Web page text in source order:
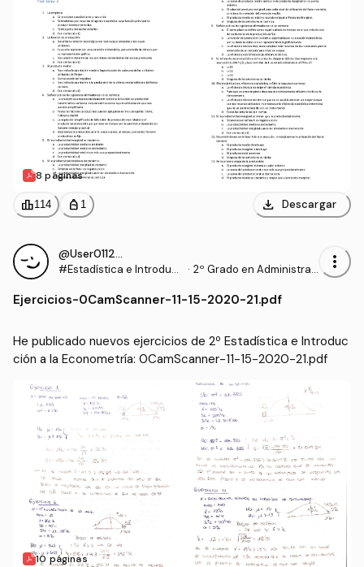
8 páginas
leaderboard114 personal_bag 1 download Descargar
@User011294
#Estadística e Introduc
· 2º Grado en Administrac
sas (UDC)
more_vert
Ejercicios-0CamScanner-11-15-2020-21.pdf
He publicado nuevos ejercicios de 2º Estadística e Introduc
ción a la Econometría: 0CamScanner-11-15-2020-21.pdf
10 páginas